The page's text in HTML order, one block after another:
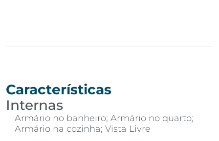
Características
Internas
Armário no banheiro; Armário no quarto;
Armário na cozinha; Vista Livre